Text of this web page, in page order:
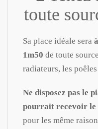
toute
Sa place idéale sera
1m50 de toute
radiateurs, les
Ne disposez pas le
pourrait recevoir le
pour les même